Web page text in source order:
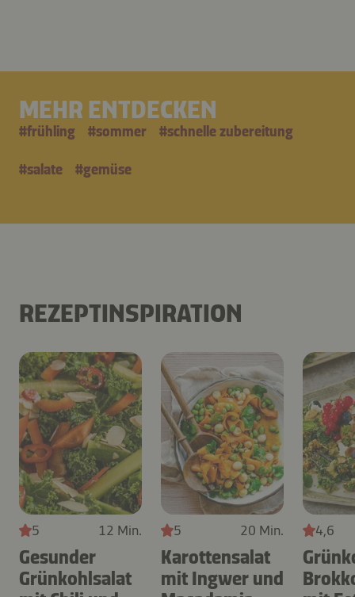
MEHR ENTDECKEN
#frühling #sommer #schnelle zubereitung
#salate #gemüse
REZEPTINSPIRATION
5 12 Min.
Gesunder
Grünkohlsalat
5 20 Min.
Karottensalat
mit Ingwer und
4,6